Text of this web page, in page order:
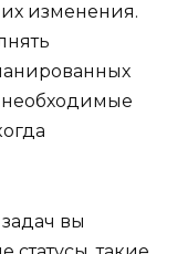
изменения.
необходимые
вы